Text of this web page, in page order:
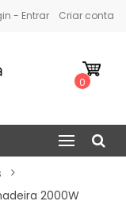
- Entrar Criar conta
0
2000W